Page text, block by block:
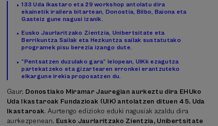
133 Uda Ikastaro eta 29 workshop antolatu dira
ekainetik irailera bitartean, Donostia, Bilbo, Baiona eta
Gasteiz gune nagusi izanik.
Eusko Jaurlaritzako Zientzia, Unibertsitate eta
Berrikuntza Sailak eta Hezkuntza sailak sustatutako
programek pisu berezia izango dute.
“Pentsatzen duzulako gara” lelopean, UIKk ezagutza
partekatzeko eta gizartearen erronkei erantzuteko
elkargune irekia proposatzen du.
Gaur, Donostiako Miramar Jauregian aurkeztu dira EHUko
Uda Ikastaroak Fundazioak (UIK) antolatzen dituen 45. Uda
Ikastaroak. Aurtengo edizioko eduki nagusiak azaldu dira
aurkezpenean, Eusko Jaurlaritzako Zientzia, Unibertsitate